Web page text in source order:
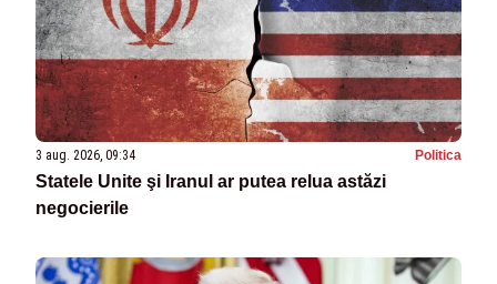
3 aug. 2026, 09:34 Politica
Statele Unite şi Iranul ar putea relua astăzi
negocierile